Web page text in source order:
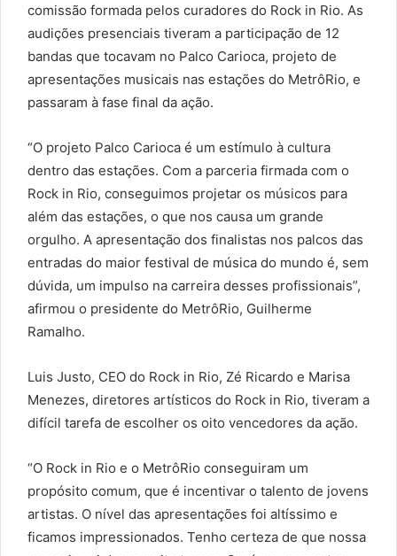
comissão formada pelos curadores do Rock in Rio. As
audições presenciais tiveram a participação de 12
bandas que tocavam no Palco Carioca, projeto de
apresentações musicais nas estações do MetrôRio, e
passaram à fase final da ação.
“O projeto Palco Carioca é um estímulo à cultura
dentro das estações. Com a parceria firmada com o
Rock in Rio, conseguimos projetar os músicos para
além das estações, o que nos causa um grande
orgulho. A apresentação dos finalistas nos palcos das
entradas do maior festival de música do mundo é, sem
dúvida, um impulso na carreira desses profissionais”,
afirmou o presidente do MetrôRio, Guilherme
Ramalho.
Luis Justo, CEO do Rock in Rio, Zé Ricardo e Marisa
Menezes, diretores artísticos do Rock in Rio, tiveram a
difícil tarefa de escolher os oito vencedores da ação.
“O Rock in Rio e o MetrôRio conseguiram um
propósito comum, que é incentivar o talento de jovens
artistas. O nível das apresentações foi altíssimo e
ficamos impressionados. Tenho certeza de que nossa